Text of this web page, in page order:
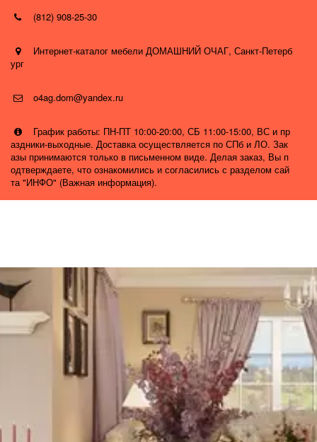
(812) 908-25-30
Интернет-каталог мебели ДОМАШНИЙ ОЧАГ, Санкт-Петерб
ург
o4ag.dom@yandex.ru
График работы: ПН-ПТ 10:00-20:00, СБ 11:00-15:00, ВС и пр
аздники-выходные. Доставка осуществляется по СПб и ЛО. Зак
азы принимаются только в письменном виде. Делая заказ, Вы п
одтверждаете, что ознакомились и согласились с разделом сай
та "ИНФО" (Важная информация).